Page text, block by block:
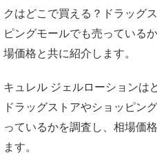
クはどこで買える？ドラッグ
ピングモールでも売っている
場価格と共に紹介します。
キュレル ジェルローションは
ドラッグストアやショッピン
っているかを調査し、相場価
ます。